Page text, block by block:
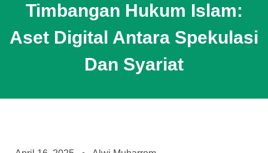
Timbangan Hukum Islam:
Aset Digital Antara Spekulasi
Dan Syariat